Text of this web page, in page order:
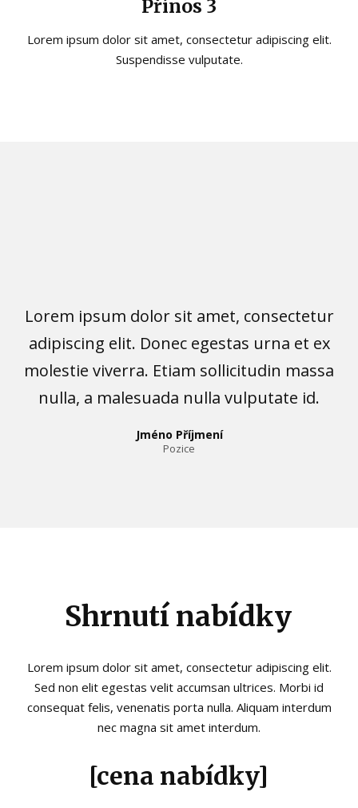
Přínos 3
Lorem ipsum dolor sit amet, consectetur adipiscing elit.
Suspendisse vulputate.
Lorem ipsum dolor sit amet, consectetur
adipiscing elit. Donec egestas urna et ex
molestie viverra. Etiam sollicitudin massa
nulla, a malesuada nulla vulputate id.
Jméno Příjmení
Pozice
Shrnutí nabídky
Lorem ipsum dolor sit amet, consectetur adipiscing elit.
Sed non elit egestas velit accumsan ultrices. Morbi id
consequat felis, venenatis porta nulla. Aliquam interdum
nec magna sit amet interdum.
[cena nabídky]